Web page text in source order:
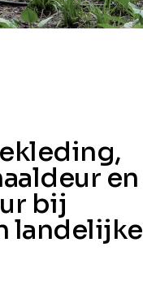
en
bij
landelijke